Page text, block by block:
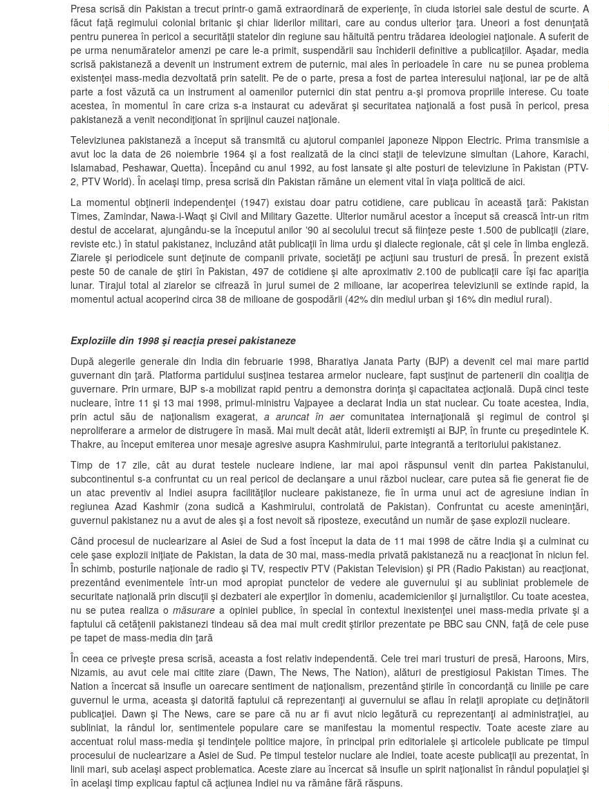
Presa scrisă din Pakistan a trecut printr-o gamă extraordinară de experienţe, în ciuda istoriei sale destul de scurte. A
făcut faţă regimului colonial britanic şi chiar liderilor militari, care au condus ulterior ţara. Uneori a fost denunţată
pentru punerea în pericol a securităţii statelor din regiune sau hăituită pentru trădarea ideologiei naţionale. A suferit de
pe urma nenumăratelor amenzi pe care le-a primit, suspendării sau închiderii definitive a publicaţiilor. Aşadar, media
scrisă pakistaneză a devenit un instrument extrem de puternic, mai ales în perioadele în care nu se punea problema
existenţei mass-media dezvoltată prin satelit. Pe de o parte, presa a fost de partea interesului naţional, iar pe de altă
parte a fost văzută ca un instrument al oamenilor puternici din stat pentru a-şi promova propriile interese. Cu toate
acestea, în momentul în care criza s-a instaurat cu adevărat şi securitatea naţională a fost pusă în pericol, presa
pakistaneză a venit necondiţionat în sprijinul cauzei naţionale.
Televiziunea pakistaneză a început să transmită cu ajutorul companiei japoneze Nippon Electric. Prima transmisie a
avut loc la data de 26 noiembrie 1964 şi a fost realizată de la cinci staţii de televizune simultan (Lahore, Karachi,
Islamabad, Peshawar, Quetta). Începând cu anul 1992, au fost lansate şi alte posturi de televiziune în Pakistan (PTV-
2, PTV World). În acelaşi timp, presa scrisă din Pakistan rămâne un element vital în viaţa politică de aici.
La momentul obţinerii independenţei (1947) existau doar patru cotidiene, care publicau în această ţară: Pakistan
Times, Zamindar, Nawa-i-Waqt şi Civil and Military Gazette. Ulterior numărul acestor a început să crească într-un ritm
destul de accelarat, ajungându-se la începutul anilor ‛90 ai secolului trecut să fiinţeze peste 1.500 de publicaţii (ziare,
reviste etc.) în statul pakistanez, incluzând atât publicaţii în lima urdu şi dialecte regionale, cât şi cele în limba engleză.
Ziarele şi periodicele sunt deţinute de companii private, societăţi pe acţiuni sau trusturi de presă. În prezent există
peste 50 de canale de ştiri în Pakistan, 497 de cotidiene şi alte aproximativ 2.100 de publicaţii care îşi fac apariţia
lunar. Tirajul total al ziarelor se cifrează în jurul sumei de 2 milioane, iar acoperirea televiziunii se extinde rapid, la
momentul actual acoperind circa 38 de milioane de gospodării (42% din mediul urban şi 16% din mediul rural).
Exploziile din 1998 şi reacţia presei pakistaneze
După alegerile generale din India din februarie 1998, Bharatiya Janata Party (BJP) a devenit cel mai mare partid
guvernant din ţară. Platforma partidului susţinea testarea armelor nucleare, fapt susţinut de partenerii din coaliţia de
guvernare. Prin urmare, BJP s-a mobilizat rapid pentru a demonstra dorinţa şi capacitatea acţională. După cinci teste
nucleare, între 11 şi 13 mai 1998, primul-ministru Vajpayee a declarat India un stat nuclear. Cu toate acestea, India,
prin actul său de naţionalism exagerat, a aruncat în aercomunitatea internaţională şi regimul de control şi
neproliferare a armelor de distrugere în masă. Mai mult decât atât, liderii extremişti ai BJP, în frunte cu preşedintele K.
Thakre, au început emiterea unor mesaje agresive asupra Kashmirului, parte integrantă a teritoriului pakistanez.
Timp de 17 zile, cât au durat testele nucleare indiene, iar mai apoi răspunsul venit din partea Pakistanului,
subcontinentul s-a confruntat cu un real pericol de declanşare a unui război nuclear, care putea să fie generat fie de
un atac preventiv al Indiei asupra facilităţilor nucleare pakistaneze, fie în urma unui act de agresiune indian în
regiunea Azad Kashmir (zona sudică a Kashmirului, controlată de Pakistan). Confruntat cu aceste ameninţări,
guvernul pakistanez nu a avut de ales şi a fost nevoit să riposteze, executând un număr de şase explozii nucleare.
Când procesul de nuclearizare al Asiei de Sud a fost început la data de 11 mai 1998 de către India şi a culminat cu
cele şase explozii iniţiate de Pakistan, la data de 30 mai, mass-media privată pakistaneză nu a reacţionat în niciun fel.
În schimb, posturile naţionale de radio şi TV, respectiv PTV (Pakistan Television) şi PR (Radio Pakistan) au reacţionat,
prezentând evenimentele într-un mod apropiat punctelor de vedere ale guvernului şi au subliniat problemele de
securitate naţională prin discuţii şi dezbateri ale experţilor în domeniu, academicienilor şi jurnaliştilor. Cu toate acestea,
nu se putea realiza o măsurare a opiniei publice, în special în contextul inexistenţei unei mass-media private şi a
faptului că cetăţenii pakistanezi tindeau să dea mai mult credit ştirilor prezentate pe BBC sau CNN, faţă de cele puse
pe tapet de mass-media din ţară
În ceea ce priveşte presa scrisă, aceasta a fost relativ independentă. Cele trei mari trusturi de presă, Haroons, Mirs,
Nizamis, au avut cele mai citite ziare (Dawn, The News, The Nation), alături de prestigiosul Pakistan Times. The
Nation a încercat să insufle un oarecare sentiment de naţionalism, prezentând ştirile în concordanţă cu liniile pe care
guvernul le urma, aceasta şi datorită faptului că reprezentanţi ai guvernului se aflau în relaţii apropiate cu deţinătorii
publicaţiei. Dawn şi The News, care se pare că nu ar fi avut nicio legătură cu reprezentanţi ai administraţiei, au
subliniat, la rândul lor, sentimentele populare care se manifestau la momentul respectiv. Toate aceste ziare au
accentuat rolul mass-media şi tendinţele politice majore, în principal prin editorialele şi articolele publicate pe timpul
procesului de nuclearizare a Asiei de Sud. Pe timpul testelor nuclare ale Indiei, toate aceste publicaţii au prezentat, în
linii mari, sub acelaşi aspect problematica. Aceste ziare au încercat să insufle un spirit naţionalist în rândul populaţiei şi
în acelaşi timp explicau faptul că acţiunea Indiei nu va rămâne fără răspuns.